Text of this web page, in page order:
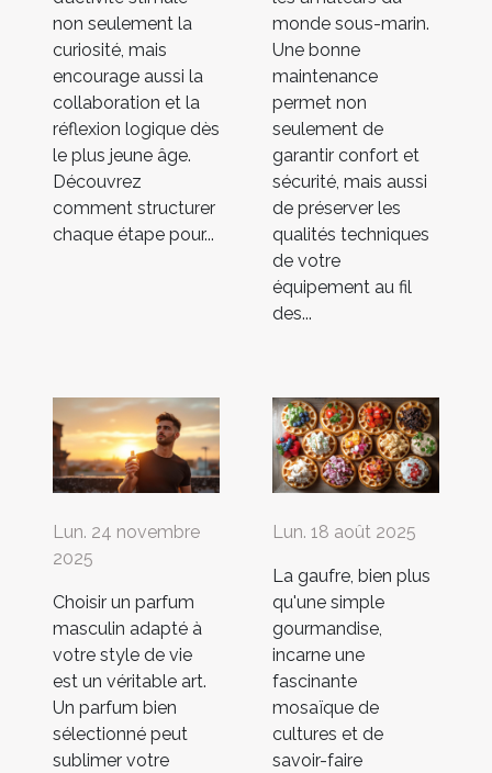
non seulement la
curiosité, mais
encourage aussi la
collaboration et la
réflexion logique dès
le plus jeune âge.
Découvrez
comment structurer
chaque étape pour...
monde sous-marin.
Une bonne
maintenance
permet non
seulement de
garantir confort et
sécurité, mais aussi
de préserver les
qualités techniques
de votre
équipement au fil
des...
Lun. 24 novembre
2025
Choisir un parfum
masculin adapté à
votre style de vie
est un véritable art.
Un parfum bien
sélectionné peut
sublimer votre
Lun. 18 août 2025
La gaufre, bien plus
qu'une simple
gourmandise,
incarne une
fascinante
mosaïque de
cultures et de
savoir-faire